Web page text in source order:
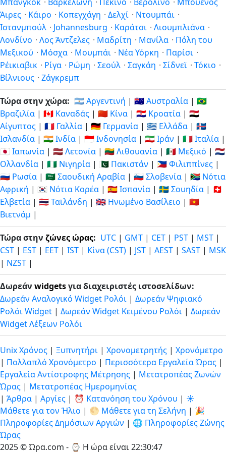
πριν
μετά
15
ώρες
πριν
2/8/26
15
ώρες
μετά
3/8/26
16
ώρες
πριν
2/8/26
ώρες
μετά
3/8/26
Άιρες · Κάιρο · Κοπεγχάγη · Δελχί · Ντουμπάι ·
Ιστανμπούλ · Johannesburg · Καράτσι · Λιουμπλιάνα ·
Λονδίνο · Λος Άντζελες · Μαδρίτη · Μανίλα · Πόλη του
Μεξικού · Μόσχα · Μουμπάι · Νέα Υόρκη · Παρίσι ·
Ρέικιαβικ · Ρίγα · Ρώμη · Σεούλ · Σαγκάη · Σίδνεϊ · Τόκιο ·
Βίλνιους · Ζάγκρεμπ
Τώρα στην χώρα: 🇦🇷 Αργεντινή | 🇦🇺 Αυστραλία | 🇧🇷
Βραζιλία | 🇨🇦 Καναδάς | 🇨🇳 Κίνα | 🇭🇷 Κροατία | 🇪🇬
Αίγυπτος | 🇫🇷 Γαλλία | 🇩🇪 Γερμανία | 🇬🇷 Ελλάδα | 🇮🇸
Ισλανδία | 🇮🇳 Ινδία | 🇮🇩 Ινδονησία | 🇮🇷 Ιράν | 🇮🇹 Ιταλία |
🇯🇵 Ιαπωνία | 🇱🇻 Λετονία | 🇱🇹 Λιθουανία | 🇲🇽 Μεξικό | 🇳🇱
Ολλανδία | 🇳🇬 Νιγηρία | 🇵🇰 Πακιστάν | 🇵🇭 Φιλιππίνες |
🇷🇺 Ρωσία | 🇸🇦 Σαουδική Αραβία | 🇸🇮 Σλοβενία | 🇿🇦 Νότια
Αφρική | 🇰🇷 Νότια Κορέα | 🇪🇸 Ισπανία | 🇸🇪 Σουηδία | 🇨🇭
Ελβετία | 🇹🇭 Ταϊλάνδη | 🇬🇧 Ηνωμένο Βασίλειο | 🇻🇳
Βιετνάμ |
Τώρα στην ζώνες ώρας: UTC | GMT | CET | PST | MST |
CST | EST | EET | IST | Κίνα (CST) | JST | AEST | SAST | MSK
| NZST |
Δωρεάν widgetsγια διαχειριστές ιστοσελίδων:
Δωρεάν Αναλογικό Widget Ρολόι | Δωρεάν Ψηφιακό
Ρολόι Widget | Δωρεάν Widget Κειμένου Ρολόι | Δωρεάν
Widget Λέξεων Ρολόι
Unix Χρόνος | Ξυπνητήρι | Χρονομετρητής | Χρονόμετρο
| Πολλαπλό Χρονόμετρο | Περισσότερα Εργαλεία Ώρας |
Εργαλεία Αντίστροφης Μέτρησης | Μετατροπέας Ζωνών
Ώρας | Μετατροπέας Ημερομηνίας
| Άρθρα | Αργίες | ⏰ Κατανόηση του Χρόνου | ☀️
Μάθετε για τον Ήλιο | 🌕 Μάθετε για τη Σελήνη | 🎉
Πληροφορίες Δημόσιων Αργιών | 🌐 Πληροφορίες Ζώνης
Ώρας
2025 © Ώρα.com - ⌚ Η ώρα είναι 22:30:47